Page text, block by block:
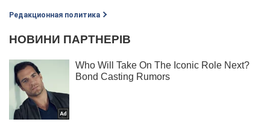
Редакционная политика